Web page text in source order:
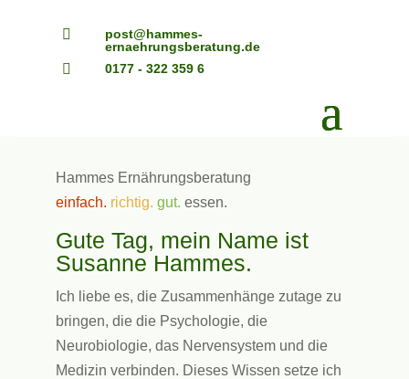

post@hammes-
ernaehrungsberatung.de
 0177 - 322 359 6
Hammes Ernährungsberatung
einfach. richtig. gut. essen.
Gute Tag, mein Name ist
Susanne Hammes.
Ich liebe es, die Zusammenhänge zutage zu
bringen, die die Psychologie, die
Neurobiologie, das Nervensystem und die
Medizin verbinden. Dieses Wissen setze ich